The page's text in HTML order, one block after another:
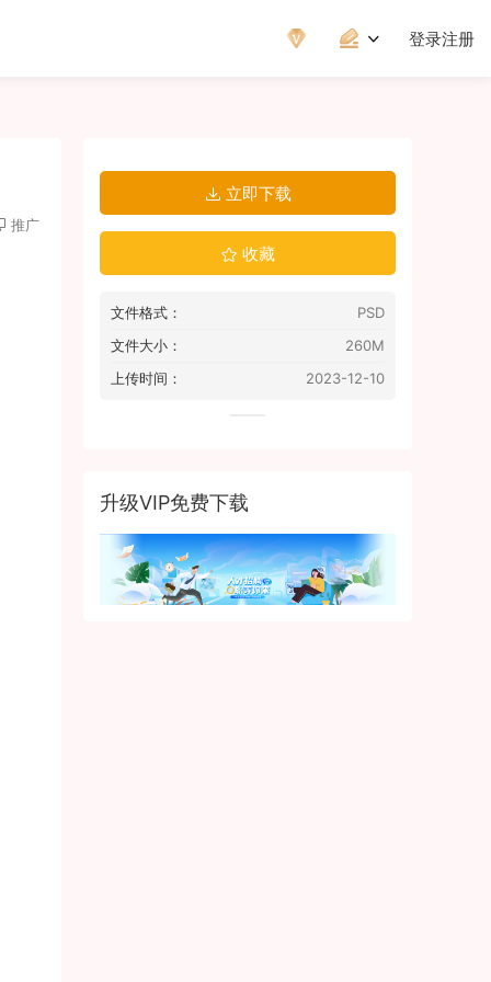
登录注册
推广
立即下载
收藏
文件格式：
PSD
文件大小：
260M
上传时间：
2023-12-10
升级VIP免费下载